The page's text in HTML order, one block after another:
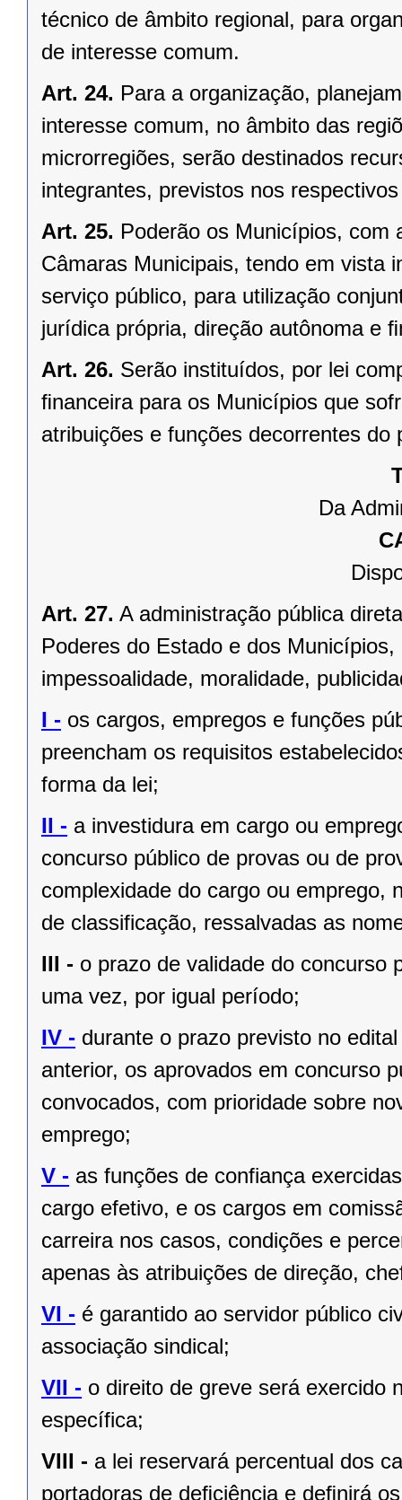
técnico de âmbito regional, para
de interesse comum.
Art. 24. Para a organização,
interesse comum, no âmbito das
microrregiões, serão destinados
integrantes, previstos nos
Art. 25. Poderão os Municípios, com
Câmaras Municipais, tendo em vista
serviço público, para utilização
jurídica própria, direção autônoma e
Art. 26. Serão instituídos, por lei
ﬁnanceira para os Municípios que
atribuições e funções decorrentes do
Da
Art. 27. A administração pública
Poderes do Estado e dos
impessoalidade, moralidade,
I - os cargos, empregos e funções
preencham os requisitos
forma da lei;
II - a investidura em cargo ou
concurso público de provas ou de
complexidade do cargo ou emprego,
de classificação, ressalvadas as
III - o prazo de validade do concurso
uma vez, por igual período;
IV - durante o prazo previsto no
anterior, os aprovados em concurso
convocados, com prioridade sobre
emprego;
V - as funções de confiança
cargo efetivo, e os cargos em
carreira nos casos, condições e
apenas às atribuições de direção,
VI - é garantido ao servidor público
associação sindical;
VII - o direito de greve será exercido
específica;
VIII - a lei reservará percentual dos
portadoras de deﬁciência e deﬁnirá